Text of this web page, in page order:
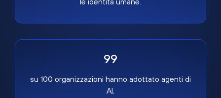
99
su 100 organizzazioni hanno adottato agenti di
AI.